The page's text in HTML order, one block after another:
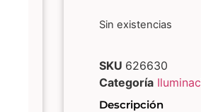
Sin existencias
SKU 626630
Categoría
Descripción